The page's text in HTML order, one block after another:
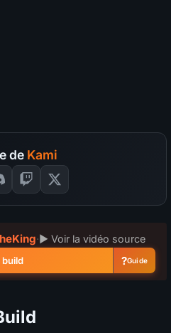
de Kami
·▶ Voir la vidéo source
build ?Guide